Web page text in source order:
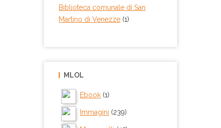
Biblioteca comunale di San
Martino di Venezze (1)
MLOL
Ebook (1)
Immagini (239)